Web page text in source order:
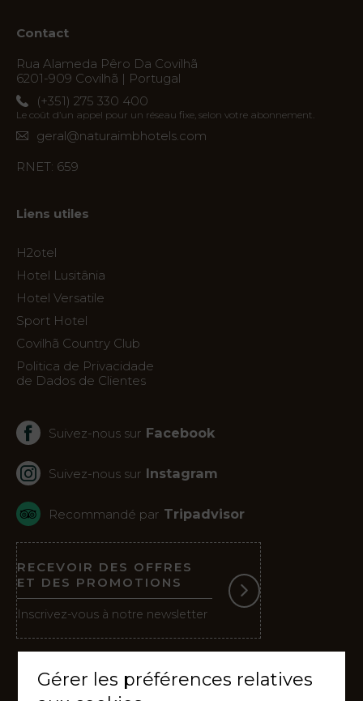
Contact
Rua Alameda Pêro Da Covilhã
6201-909 Covilhã | Portugal
(+351) 275 330 400
Le coût d’un appel pour un réseau fixe, selon votre abonnement.
geral@naturaimbhotels.com
RNET: 659
Liens utiles
H2otel
Hotel Lusitânia
Hotel Versatile
Sport Hotel
Covilhã Country Club
Politica de Privacidade
de Dados de Clientes
Suivez-nous sur Facebook
Suivez-nous sur Instagram
Recommandé par Tripadvisor
RECEVOIR DES OFFRES
ET DES PROMOTIONS
Inscrivez-vous à notre newsletter
Gérer les préférences relatives